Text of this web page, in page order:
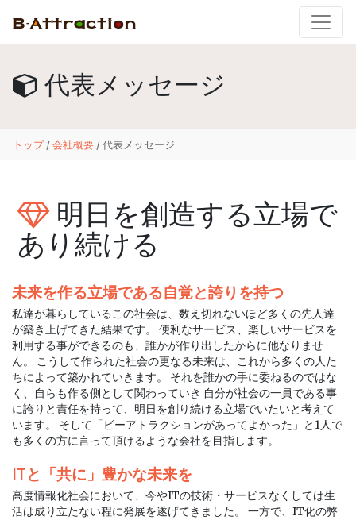
代表メッセージ
トップ/会社概要 / 代表メッセージ
明日を創造する立場で
あり続ける
未来を作る立場である自覚と誇りを持つ
私達が暮らしているこの社会は、数え切れないほど多くの先人達
が築き上げてきた結果です。 便利なサービス、楽しいサービスを
利用する事ができるのも、誰かが作り出したからに他なりませ
ん。 こうして作られた社会の更なる未来は、これから多くの人た
ちによって築かれていきます。 それを誰かの手に委ねるのではな
く、自らも作る側として関わっていき 自分が社会の一員である事
に誇りと責任を持って、明日を創り続ける立場でいたいと考えて
います。 そして「ビーアトラクションがあってよかった」と1人で
も多くの方に言って頂けるような会社を目指します。
ITと「共に」豊かな未来を
高度情報化社会において、今やITの技術・サービスなくしては生
活は成り立たない程に発展を遂げてきました。 一方で、IT化の弊